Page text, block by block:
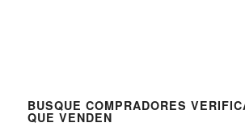
BUSQUE COMPRADORES
QUE VENDEN